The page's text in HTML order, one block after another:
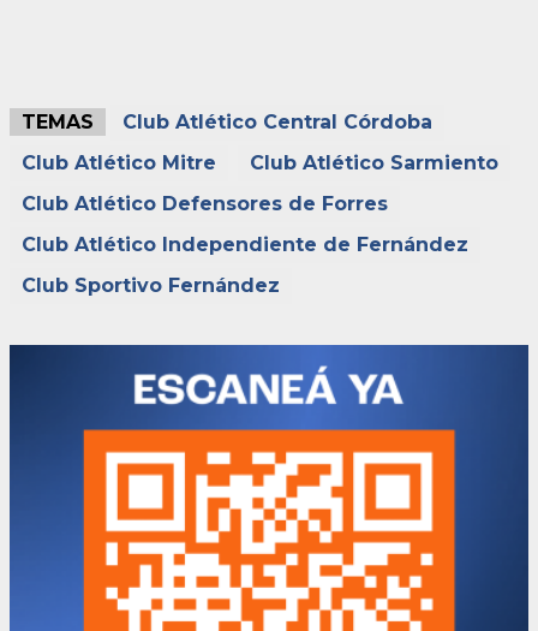
TEMAS
Club Atlético Central Córdoba
Club Atlético Mitre
Club Atlético Sarmiento
Club Atlético Defensores de Forres
Club Atlético Independiente de Fernández
Club Sportivo Fernández